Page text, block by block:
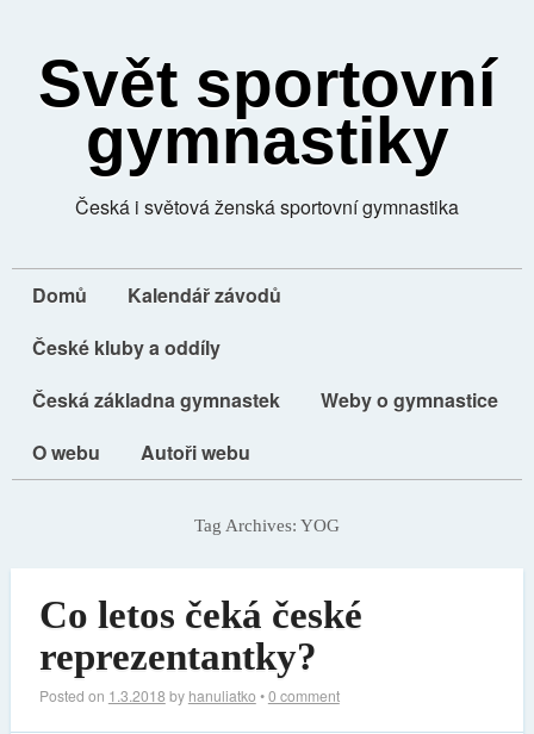
Svět sportovní
gymnastiky
Česká i světová ženská sportovní gymnastika
Domů
Kalendář závodů
České kluby a oddíly
Česká základna gymnastek
Weby o gymnastice
O webu
Autoři webu
Tag Archives: YOG
Co letos čeká české
reprezentantky?
Posted on 1.3.2018 by hanuliatko •0 comment